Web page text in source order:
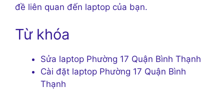
đề liên quan đến laptop của bạn.
Từ khóa
Sửa laptop Phường 17 Quận Bình Thạnh
Cài đặt laptop Phường 17 Quận Bình
Thạnh